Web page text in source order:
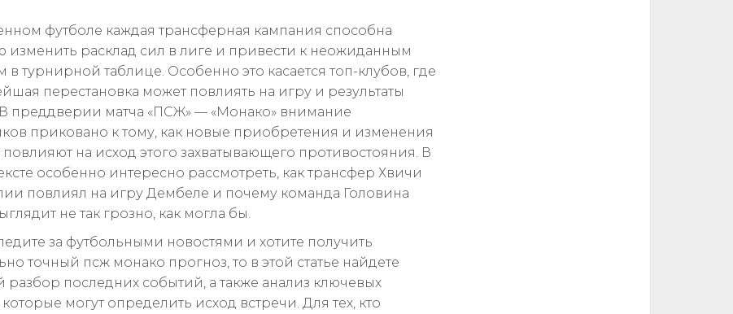
футболе каждая трансферная кампания способна
изменить расклад сил в лиге и привести к неожиданным
в турнирной таблице. Особенно это касается топ-клубов, где
перестановка может повлиять на игру и результаты
преддверии матча «ПСЖ» — «Монако» внимание
приковано к тому, как новые приобретения и изменения
повлияют на исход этого захватывающего противостояния. В
особенно интересно рассмотреть, как трансфер Хвичи
повлиял на игру Дембеле и почему команда Головина
не так грозно, как могла бы.
за футбольными новостями и хотите получить
точный псж монако прогноз, то в этой статье найдете
разбор последних событий, а также анализ ключевых
могут определить исход встречи. Для тех, кто